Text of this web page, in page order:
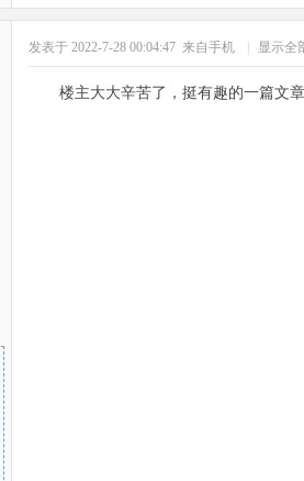
发表于 2022-7-28 00:04:47 来自手机 显示全
楼主大大辛苦了，挺有趣的一篇文